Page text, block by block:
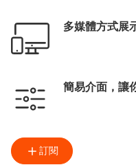
多媒體方式展
簡易介面，讓
訂閱